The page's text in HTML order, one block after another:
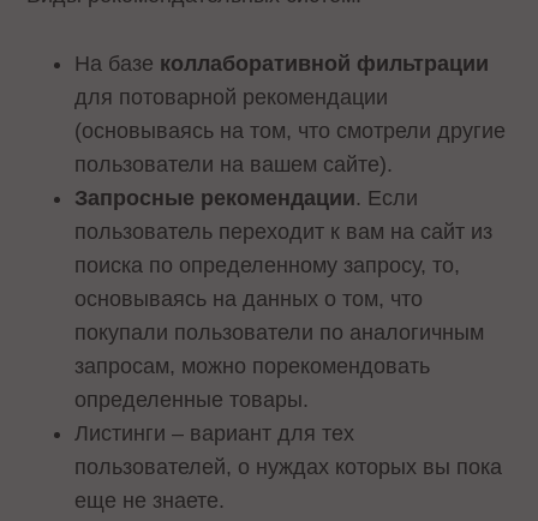
На базе коллаборативной фильтрации
для потоварной рекомендации
(основываясь на том, что смотрели другие
пользователи на вашем сайте).
Запросные рекомендации. Если
пользователь переходит к вам на сайт из
поиска по определенному запросу, то,
основываясь на данных о том, что
покупали пользователи по аналогичным
запросам, можно порекомендовать
определенные товары.
Листинги – вариант для тех
пользователей, о нуждах которых вы пока
еще не знаете.